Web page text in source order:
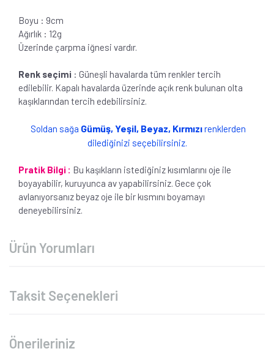
Boyu : 9cm
Ağırlık : 12g
Üzerinde çarpma iğnesi vardır.
Renk seçimi : Güneşli havalarda tüm renkler tercih
edilebilir. Kapalı havalarda üzerinde açık renk bulunan olta
kaşıklarından tercih edebilirsiniz.
Soldan sağa Gümüş, Yeşil, Beyaz, Kırmızırenklerden
dilediğinizi seçebilirsiniz.
Pratik Bilgi : Bu kaşıkların istediğiniz kısımlarını oje ile
boyayabilir, kuruyunca av yapabilirsiniz. Gece çok
avlanıyorsanız beyaz oje ile bir kısmını boyamayı
deneyebilirsiniz.
Ürün Yorumları
Taksit Seçenekleri
Önerileriniz